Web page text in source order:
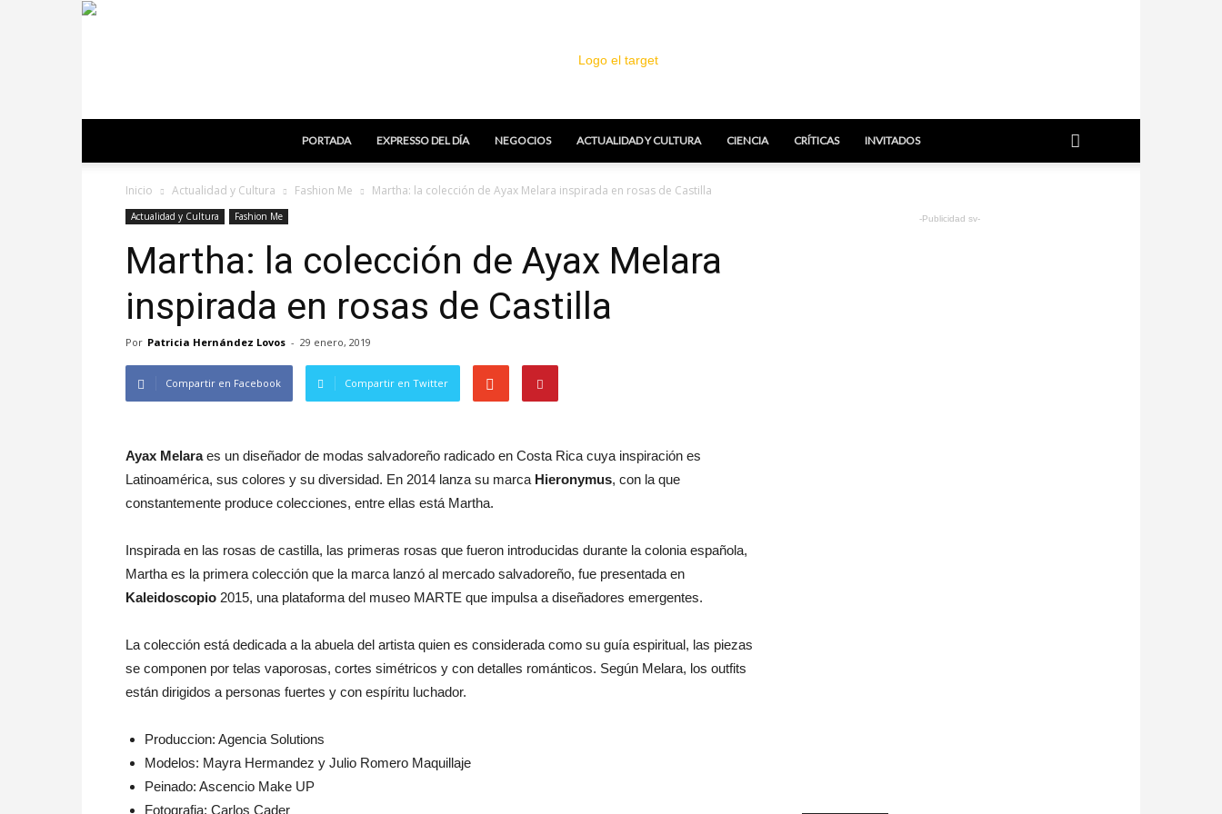
PORTADA EXPRESSO DEL DÍA NEGOCIOS ACTUALIDAD Y CULTURA CIENCIA CRÍTICAS INVITADOS
Inicio Actualidad y Cultura Fashion Me Martha: la colección de Ayax Melara inspirada en rosas de Castilla
Actualidad y Cultura Fashion Me
Martha: la colección de Ayax Melara
inspirada en rosas de Castilla
Por Patricia Hernández Lovos - 29 enero, 2019
Compartir en Facebook Compartir en Twitter
Ayax Melaraes un diseñador de modas salvadoreño radicado en Costa Rica cuya inspiración es
Latinoamérica, sus colores y su diversidad. En 2014 lanza su marca Hieronymus, con la que
constantemente produce colecciones, entre ellas está Martha.
Inspirada en las rosas de castilla, las primeras rosas que fueron introducidas durante la colonia española,
Martha es la primera colección que la marca lanzó al mercado salvadoreño, fue presentada en
Kaleidoscopio 2015, una plataforma del museo MARTE que impulsa a diseñadores emergentes.
La colección está dedicada a la abuela del artista quien es considerada como su guía espiritual, las piezas
se componen por telas vaporosas, cortes simétricos y con detalles románticos. Según Melara, los outfits
están dirigidos a personas fuertes y con espíritu luchador.
Produccion: Agencia Solutions
Modelos: Mayra Hermandez y Julio Romero Maquillaje
Peinado: Ascencio Make UP
Fotografia: Carlos Cader
-Publicidad sv-